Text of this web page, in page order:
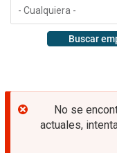
Mensaje
de
No se
actuales,